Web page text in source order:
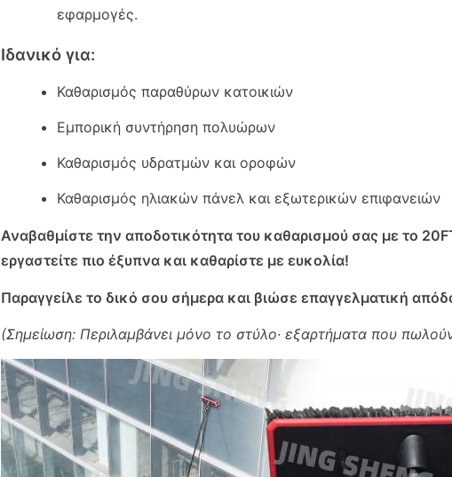
εφαρμογές.
Ιδανικό για:
Καθαρισμός παραθύρων κατοικιών
Εμπορική συντήρηση πολυώρων
Καθαρισμός υδρατμών και οροφών
Καθαρισμός ηλιακών πάνελ και εξωτερικών επιφανειών
Αναβαθμίστε την αποδοτικότητα του καθαρισμού σας με το
εργαστείτε πιο έξυπνα και καθαρίστε με ευκολία!
Παραγγείλε το δικό σου σήμερα και βιώσε επαγγελματική
(Σημείωση: Περιλαμβάνει μόνο το στύλο· εξαρτήματα που